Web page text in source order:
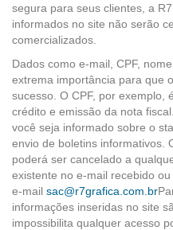
segura para seus clientes, a
informados no site não serão
comercializados.
Dados como e-mail, CPF,
extrema importância para que
sucesso. O CPF, por exemplo,
crédito e emissão da nota
você seja informado sobre o
envio de boletins informativos.
poderá ser cancelado a
existente no e-mail recebido
e-mail sac@r7grafica.com.br
informações inseridas no site
impossibilita qualquer acesso